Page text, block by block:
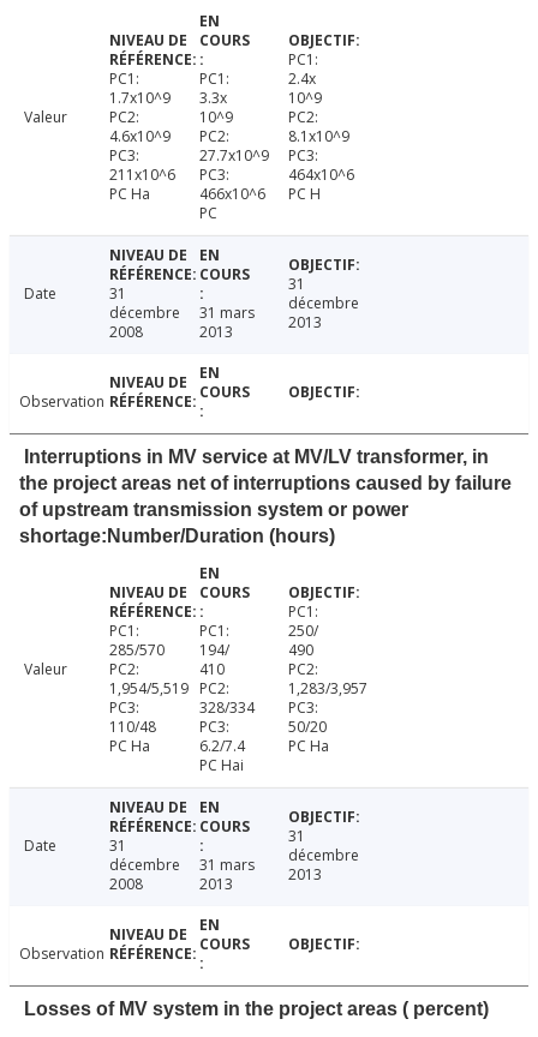
Valeur
PC1:
1.7x10^9
PC2:
4.6x10^9
PC3:
211x10^6
PC Ha
PC1:
3.3x
10^9
PC2:
27.7x10^9
PC3:
466x10^6
PC
PC1:
2.4x
10^9
PC2:
8.1x10^9
PC3:
464x10^6
PC H
Date
31
décembre
2008
31 mars
2013
31
décembre
2013
Observation
Interruptions in MV service at MV/LV transformer, in
the project areas net of interruptions caused by failure
of upstream transmission system or power
shortage:Number/Duration (hours)
Valeur
PC1:
285/570
PC2:
1,954/5,519
PC3:
110/48
PC Ha
PC1:
194/
410
PC2:
328/334
PC3:
6.2/7.4
PC Hai
PC1:
250/
490
PC2:
1,283/3,957
PC3:
50/20
PC Ha
Date
31
décembre
2008
31 mars
2013
31
décembre
2013
Observation
Losses of MV system in the project areas ( percent)